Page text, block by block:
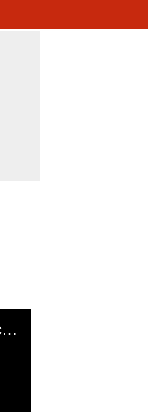
Polémica en el Motagua-Saprissa: El gol anulado a Roberto Moreira en el Nacional